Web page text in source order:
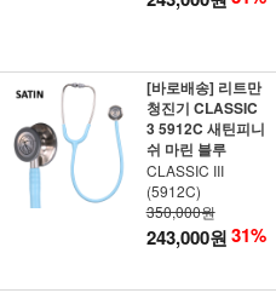
[바로배송] 리트만
청진기 CLASSIC
3 5912C 새틴피니
쉬 마린 블루
CLASSIC III
(5912C)
350,000원
243,000원31%